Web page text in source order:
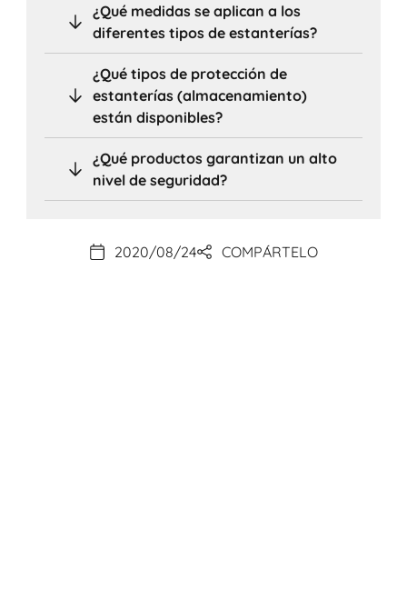
¿Qué medidas se aplican a los
diferentes tipos de estanterías?
¿Qué tipos de protección de
estanterías (almacenamiento)
están disponibles?
¿Qué productos garantizan un alto
nivel de seguridad?
2020/08/24 COMPÁRTELO